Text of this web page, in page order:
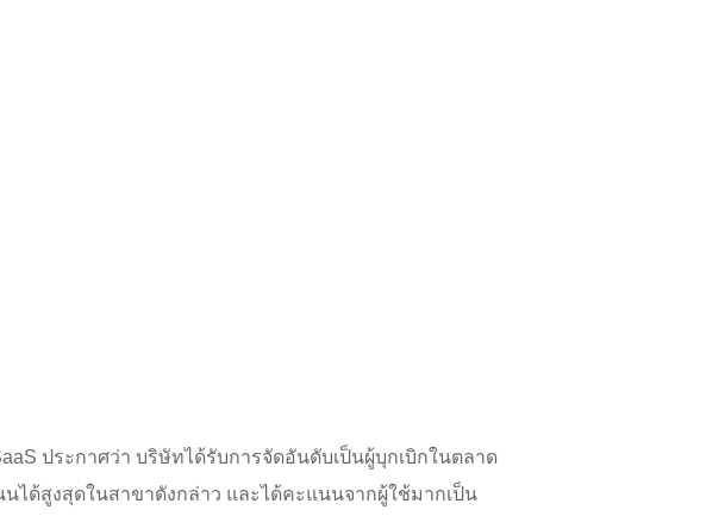
ประกาศว่า บริษัทได้รับการจัดอันดับเป็นผู้บุกเบิกในตลาด
ได้สูงสุดในสาขาดังกล่าว และได้คะแนนจากผู้ใช้มากเป็น